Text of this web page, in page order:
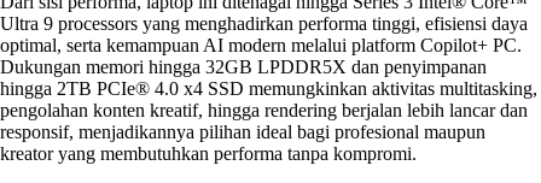
Ultra 9 processors yang menghadirkan performa tinggi, efisiensi daya
optimal, serta kemampuan AI modern melalui platform Copilot+ PC.
Dukungan memori hingga 32GB LPDDR5X dan penyimpanan
hingga 2TB PCIe® 4.0 x4 SSD memungkinkan aktivitas multitasking,
pengolahan konten kreatif, hingga rendering berjalan lebih lancar dan
responsif, menjadikannya pilihan ideal bagi profesional maupun
kreator yang membutuhkan performa tanpa kompromi.